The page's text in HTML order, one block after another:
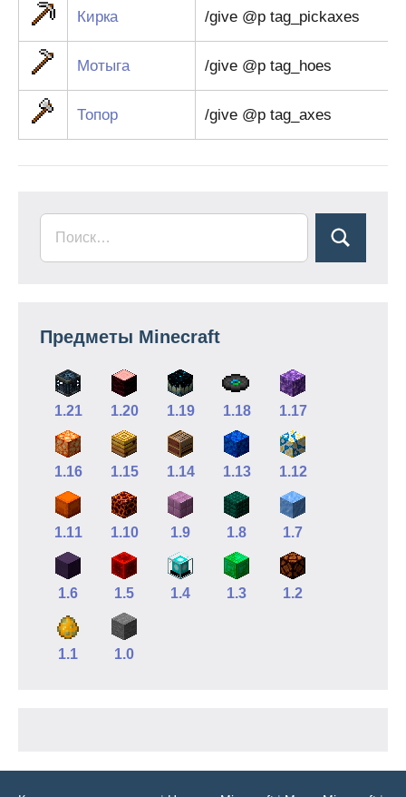
Кирка /give @p tag_pickaxes
Мотыга /give @p tag_hoes
Топор /give @p tag_axes
Предметы Minecraft
1.21 1.20 1.19 1.18 1.17
1.16 1.15 1.14 1.13 1.12
1.11 1.10 1.9 1.8 1.7
1.6 1.5 1.4 1.3 1.2
1.1 1.0